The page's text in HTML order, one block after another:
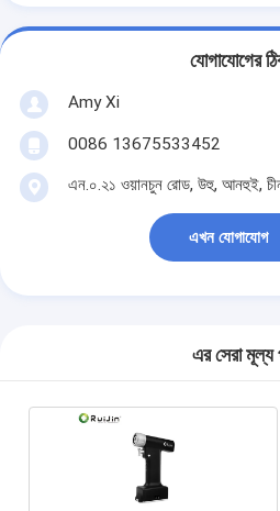
যোগাযোগের
Amy Xi
0086 13675533452
এন.০.২১ ওয়ানচুন রোড, উহু, আনহুই,
এখন যোগাযোগ
এর সেরা মূল্য